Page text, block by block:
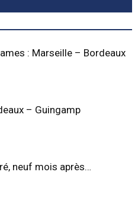
: Marseille – Bordeaux
– Guingamp
neuf mois après…